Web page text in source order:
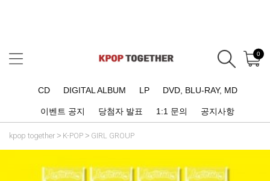
0
CD DIGITAL ALBUM LP DVD, BLU-RAY, MD
이벤트 공지 당첨자 발표 1:1 문의 공지사항
kpop together K-POP GIRL GROUP